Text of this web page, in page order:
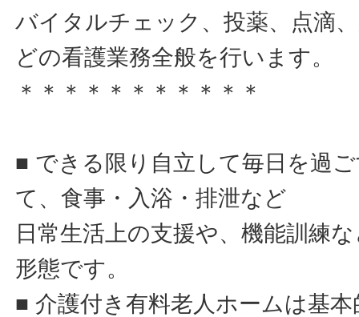
バイタルチェック、投薬、点滴
どの看護業務全般を行います。
＊＊＊＊＊＊＊＊＊＊＊
■ できる限り自立して毎日を過
て、食事・入浴・排泄など
日常生活上の支援や、機能訓練
形態です。
■ 介護付き有料老人ホームは基